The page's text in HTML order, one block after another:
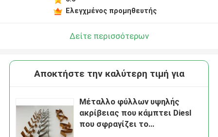
Ελεγχμένος προμηθευτής
Δείτε περισσότερων
Αποκτήστε την καλύτερη τιμή για
Μέταλλο φύλλων υψηλής
ακρίβειας που κάμπτει Diesl
που σφραγίζει το